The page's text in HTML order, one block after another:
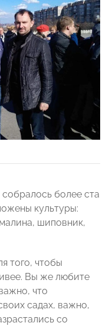
более ста
культуры:
шиповник,
того, чтобы
Вы же любите
что
садах, важно,
со